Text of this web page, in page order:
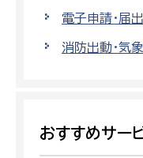
電子申請・届出
消防出動・気
おすすめサー